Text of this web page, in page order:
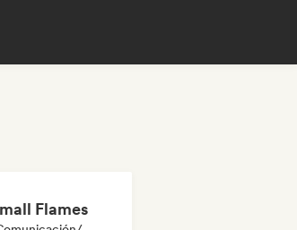
Flames